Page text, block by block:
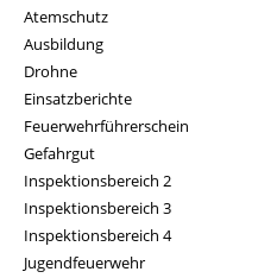
Atemschutz
Ausbildung
Drohne
Einsatzberichte
Feuerwehrführerschein
Gefahrgut
Inspektionsbereich 2
Inspektionsbereich 3
Inspektionsbereich 4
Jugendfeuerwehr